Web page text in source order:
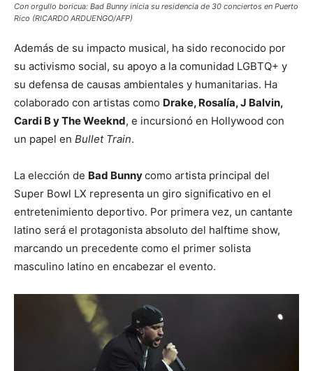
Con orgullo boricua: Bad Bunny inicia su residencia de 30 conciertos en Puerto
Rico (RICARDO ARDUENGO/AFP)
Además de su impacto musical, ha sido reconocido por
su activismo social, su apoyo a la comunidad LGBTQ+ y
su defensa de causas ambientales y humanitarias. Ha
colaborado con artistas como Drake, Rosalía, J Balvin,
Cardi B y The Weeknd, e incursionó en Hollywood con
un papel en Bullet Train.
La elección de Bad Bunnycomo artista principal del
Super Bowl LX representa un giro significativo en el
entretenimiento deportivo. Por primera vez, un cantante
latino será el protagonista absoluto del halftime show,
marcando un precedente como el primer solista
masculino latino en encabezar el evento.